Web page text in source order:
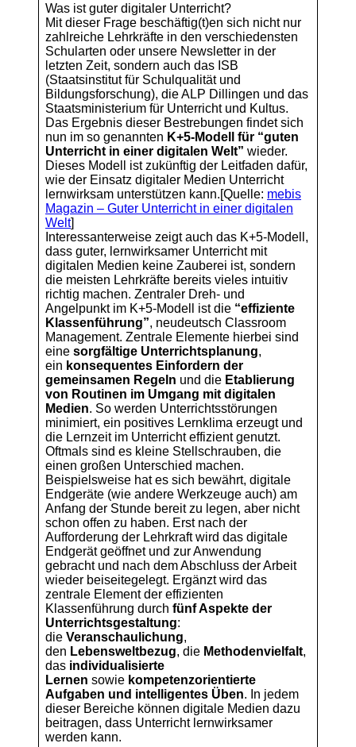
Was ist guter digitaler Unterricht?
Mit dieser Frage beschäftig(t)en sich nicht nur
zahlreiche Lehrkräfte in den verschiedensten
Schularten oder unsere Newsletter in der
letzten Zeit, sondern auch das ISB
(Staatsinstitut für Schulqualität und
Bildungsforschung), die ALP Dillingen und das
Staatsministerium für Unterricht und Kultus.
Das Ergebnis dieser Bestrebungen findet sich
nun im so genannten K+5-Modell für “guten
Unterricht in einer digitalen Welt” wieder.
Dieses Modell ist zukünftig der Leitfaden dafür,
wie der Einsatz digitaler Medien Unterricht
lernwirksam unterstützen kann.[Quelle: mebis
Magazin – Guter Unterricht in einer digitalen
Welt]
Interessanterweise zeigt auch das K+5-Modell,
dass guter, lernwirksamer Unterricht mit
digitalen Medien keine Zauberei ist, sondern
die meisten Lehrkräfte bereits vieles intuitiv
richtig machen. Zentraler Dreh- und
Angelpunkt im K+5-Modell ist die “effiziente
Klassenführung”, neudeutsch Classroom
Management. Zentrale Elemente hierbei sind
eine sorgfältige Unterrichtsplanung,
ein konsequentes Einfordern der
gemeinsamen Regeln und die Etablierung
von Routinen im Umgang mit digitalen
Medien. So werden Unterrichtsstörungen
minimiert, ein positives Lernklima erzeugt und
die Lernzeit im Unterricht effizient genutzt.
Oftmals sind es kleine Stellschrauben, die
einen großen Unterschied machen.
Beispielsweise hat es sich bewährt, digitale
Endgeräte (wie andere Werkzeuge auch) am
Anfang der Stunde bereit zu legen, aber nicht
schon offen zu haben. Erst nach der
Aufforderung der Lehrkraft wird das digitale
Endgerät geöffnet und zur Anwendung
gebracht und nach dem Abschluss der Arbeit
wieder beiseitegelegt. Ergänzt wird das
zentrale Element der effizienten
Klassenführung durch fünf Aspekte der
Unterrichtsgestaltung:
die Veranschaulichung,
den Lebensweltbezug, die Methodenvielfalt,
das individualisierte
Lernen sowie kompetenzorientierte
Aufgaben und intelligentes Üben. In jedem
dieser Bereiche können digitale Medien dazu
beitragen, dass Unterricht lernwirksamer
werden kann.